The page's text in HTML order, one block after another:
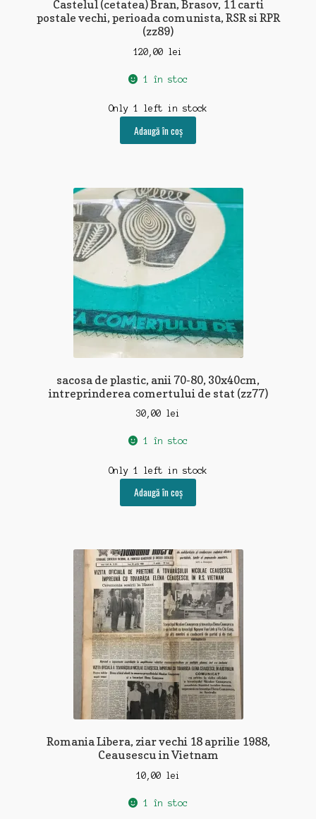
Castelul (cetatea) Bran, Brasov, 11 carti
postale vechi, perioada comunista, RSR si RPR
(zz89)
120,00 lei
1 în stoc
Only 1 left in stock
Adaugă în coș
sacosa de plastic, anii 70-80, 30x40cm,
intreprinderea comertului de stat (zz77)
30,00 lei
1 în stoc
Only 1 left in stock
Adaugă în coș
Romania Libera, ziar vechi 18 aprilie 1988,
Ceausescu in Vietnam
10,00 lei
1 în stoc